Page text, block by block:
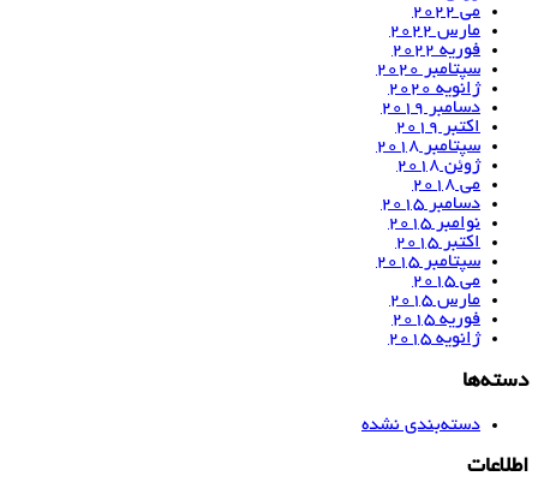
می 2022
مارس 2022
فوریه 2022
سپتامبر 2020
ژانویه 2020
دسامبر 2019
اکتبر 2019
سپتامبر 2018
ژوئن 2018
می 2018
دسامبر 2015
نوامبر 2015
اکتبر 2015
سپتامبر 2015
می 2015
مارس 2015
فوریه 2015
ژانویه 2015
دسته‌ها
دسته‌بندی نشده
اطلاعات